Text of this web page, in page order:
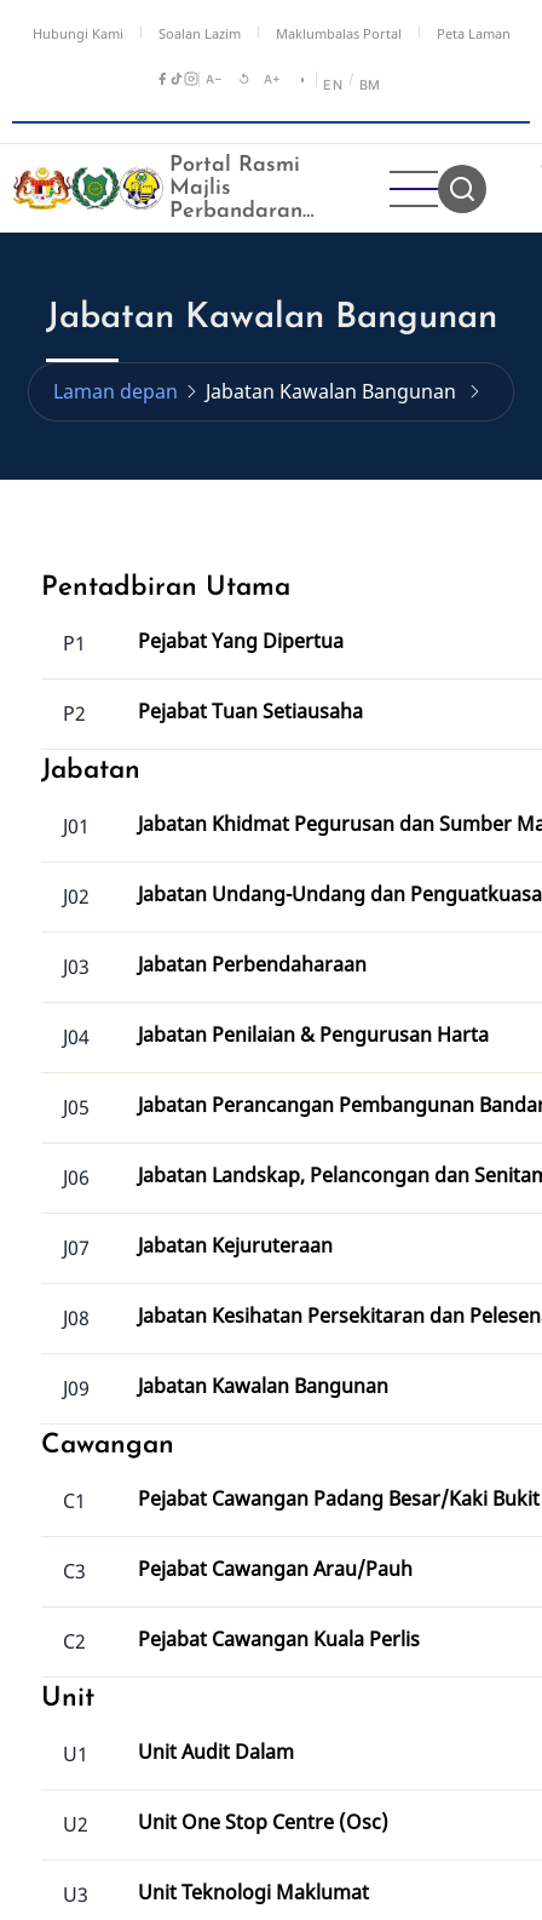
Hubungi Kami Soalan Lazim Maklumbalas Portal Peta Laman
A− ↺ A+ ◑ EN / BM
Portal Rasmi
Majlis
Perbandaran
Kangar
Jabatan Kawalan Bangunan
Laman depan Jabatan Kawalan Bangunan
Pentadbiran Utama
P1 Pejabat Yang Dipertua
P2 Pejabat Tuan Setiausaha
Jabatan
J01 Jabatan Khidmat Pegurusan dan Sumber
J02 Jabatan Undang-Undang dan
J03 Jabatan Perbendaharaan
J04 Jabatan Penilaian & Pengurusan Harta
J05 Jabatan Perancangan Pembangunan
J06 Jabatan Landskap, Pelancongan dan
J07 Jabatan Kejuruteraan
J08 Jabatan Kesihatan Persekitaran dan
J09 Jabatan Kawalan Bangunan
Cawangan
C1 Pejabat Cawangan Padang Besar/Kaki Bukit
C3 Pejabat Cawangan Arau/Pauh
C2 Pejabat Cawangan Kuala Perlis
Unit
U1 Unit Audit Dalam
U2 Unit One Stop Centre (Osc)
U3 Unit Teknologi Maklumat